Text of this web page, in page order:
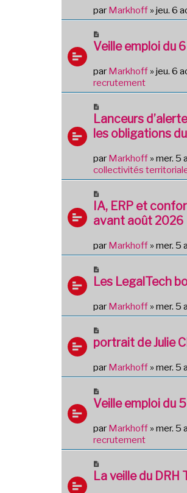
s
a
e
v
e
u
m
s
s
e
par Markhoff » jeu. 6
o
v
e
a
m
e
s
a
g
e
Veille emploi du
par Markhoff » jeu. 6
recrutement
o
u
v
a
u
e
s
s
g
e
Lanceurs
les obligations
par Markhoff » mer. 5
collectivités
o
u
v
a
e
s
a
e
IA, ERP et
avant août 2026
par Markhoff » mer. 5
o
v
e
u
m
s
a
g
Les LegalTech
par Markhoff » mer. 5
o
v
e
u
m
s
s
e
portrait de Julie
par Markhoff » mer. 5
o
v
e
a
m
e
Veille emploi du
par Markhoff » mer. 5
recrutement
o
La veille du